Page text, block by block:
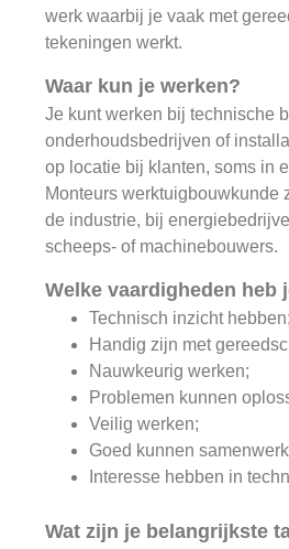
werk waarbij je vaak met
tekeningen werkt.
Waar kun je werken?
Je kunt werken bij technische
onderhoudsbedrijven of
op locatie bij klanten, soms in
Monteurs werktuigbouwkunde
de industrie, bij
scheeps- of machinebouwers.
Welke vaardigheden heb
Technisch inzicht hebben;
Handig zijn met
Nauwkeurig werken;
Problemen kunnen
Veilig werken;
Goed kunnen
Interesse hebben in
Wat zijn je belangrijkste